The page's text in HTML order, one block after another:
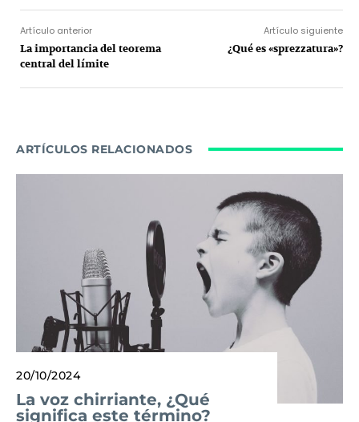
Artículo anterior
La importancia del teorema
central del límite
Artículo siguiente
¿Qué es «sprezzatura»?
ARTÍCULOS RELACIONADOS
20/10/2024
La voz chirriante, ¿Qué
significa este término?